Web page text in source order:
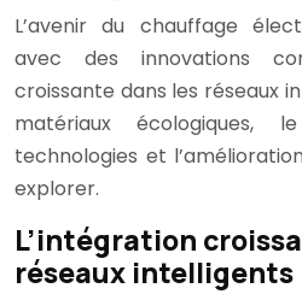
L’avenir du chauffage
avec des innovations
croissante dans les réseaux
matériaux écologiques,
technologies et
explorer.
L’intégration
réseaux intelligents